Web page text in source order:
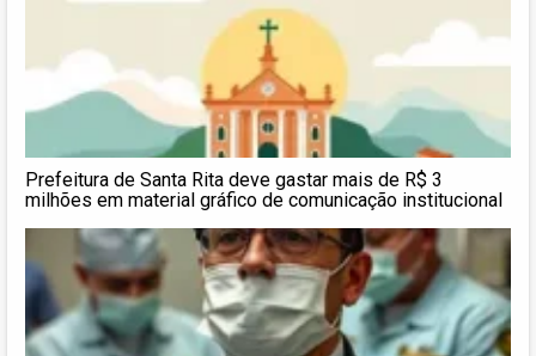
Prefeitura de Santa Rita deve gastar mais de R$ 3
milhões em material gráfico de comunicação institucional